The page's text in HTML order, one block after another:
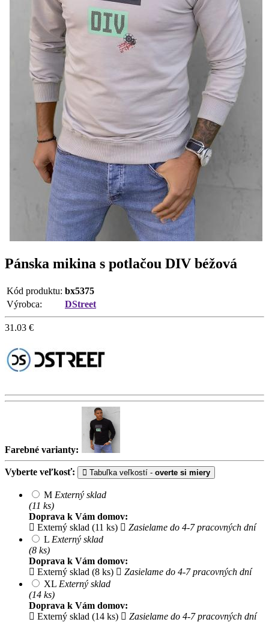
Pánska mikina s potlačou DIV béžová
Kód produktu: bx5375
Výrobca:
DStreet
31.03 €
Farebné varianty:
Vyberte veľkosť: Tabuľka veľkostí - overte si miery
M Externý sklad
(11 ks)
Doprava k Vám domov:
Externý sklad (11 ks)
Zasielame do 4-7 pracovných dní
L Externý sklad
(8 ks)
Doprava k Vám domov:
Externý sklad (8 ks)
Zasielame do 4-7 pracovných dní
XL Externý sklad
(14 ks)
Doprava k Vám domov:
Externý sklad (14 ks)
Zasielame do 4-7 pracovných dní